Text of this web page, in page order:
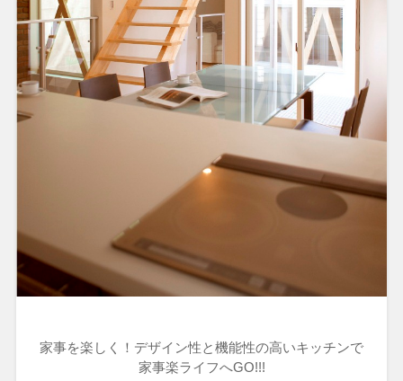
家事を楽しく！デザイン性と機能性の高いキッチンで
家事楽ライフへGO!!!